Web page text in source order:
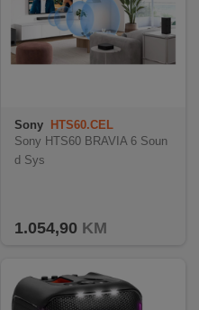
Sony
HTS60.CEL
Sony HTS60 BRAVIA 6 Soun
d Sys
1.054,90 KM